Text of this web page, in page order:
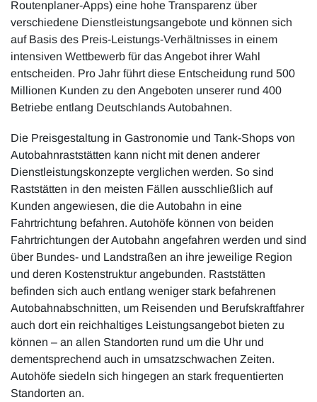
Routenplaner-Apps) eine hohe Transparenz über
verschiedene Dienstleistungsangebote und können sich
auf Basis des Preis-Leistungs-Verhältnisses in einem
intensiven Wettbewerb für das Angebot ihrer Wahl
entscheiden. Pro Jahr führt diese Entscheidung rund 500
Millionen Kunden zu den Angeboten unserer rund 400
Betriebe entlang Deutschlands Autobahnen.
Die Preisgestaltung in Gastronomie und Tank-Shops von
Autobahnraststätten kann nicht mit denen anderer
Dienstleistungskonzepte verglichen werden. So sind
Raststätten in den meisten Fällen ausschließlich auf
Kunden angewiesen, die die Autobahn in eine
Fahrtrichtung befahren. Autohöfe können von beiden
Fahrtrichtungen der Autobahn angefahren werden und sind
über Bundes- und Landstraßen an ihre jeweilige Region
und deren Kostenstruktur angebunden. Raststätten
befinden sich auch entlang weniger stark befahrenen
Autobahnabschnitten, um Reisenden und Berufskraftfahrer
auch dort ein reichhaltiges Leistungsangebot bieten zu
können – an allen Standorten rund um die Uhr und
dementsprechend auch in umsatzschwachen Zeiten.
Autohöfe siedeln sich hingegen an stark frequentierten
Standorten an.